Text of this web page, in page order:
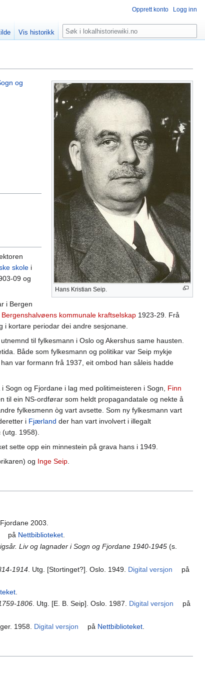
Hans Kristian Seip.
og
skole i
09 og
i Bergen
Bergenshalvøens kommunale kraftselskap 1923-29. Frå
i kortare periodar dei andre sesjonane.
til fylkesmann i Oslo og Akershus same hausten.
Både som fylkesmann og politikar var Seip mykje
var formann frå 1937, eit ombod han såleis hadde
Sogn og Fjordane i lag med politimeisteren i Sogn, Finn
til ein NS-ordførar som heldt propagandatale og nekte å
fylkesmenn òg vart avsette. Som ny fylkesmann vart
i Fjærland der han vart involvert i illegalt
(utg. 1958).
sette opp ein minnestein på grava hans i 1949.
og Inge Seip.
2003.
på Nettbiblioteket
Liv og lagnader i Sogn og Fjordane 1940-1945 (s.
1914 . Utg. [Stortinget?]. Oslo. 1949. Digital versjon
på
1806. Utg. [E. B. Seip]. Oslo. 1987. Digital versjon
på
1958. Digital versjon på Nettbiblioteket
Opprett konto Logg inn
Vis historikk Søk